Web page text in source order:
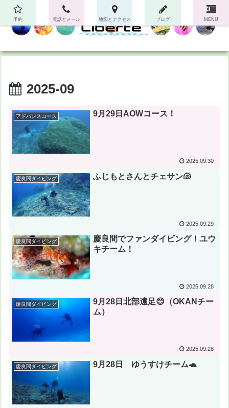
2025-09
アドバンスコース 9月29日AOWコース！
2025.09.30
慶良間ダイビング ふじもとさんとチェサン🐚
2025.09.29
慶良間ダイビング
慶良間でファンダイビング！ユウ
キチーム！
2025.09.28
慶良間ダイビング
9月28日北部遠足😊（OKANチー
ム）
2025.09.28
慶良間ダイビング 9月28日 ゆうすけチーム🐢
予約 電話とメール 地図とアクセス ブログ MENU